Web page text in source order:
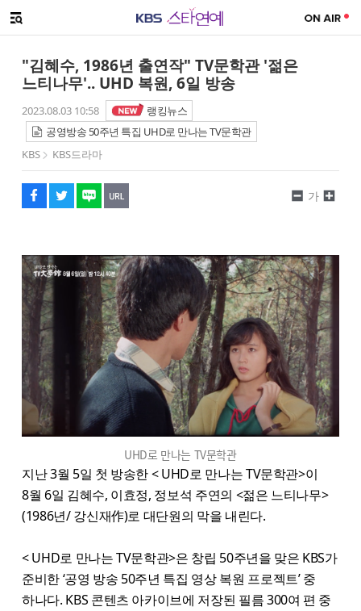
메뉴 열기
"김혜수, 1986년 출연작" TV문학관 '젊은
느티나무'.. UHD 복원, 6일 방송
2023.08.03 10:58
랭킹뉴스
공영방송 50주년 특집 UHD로 만나는 TV문학관
KBS
KBS드라마
페이스북
트위터
네이버
URL복사
글씨 작게보기
가
글씨 크게보기
UHD로 만나는 TV문학관
지난 3월 5일 첫 방송한 < UHD로 만나는 TV문학관>이
8월 6일 김혜수, 이효정, 정보석 주연의 <젊은 느티나무>
(1986년/ 강신재作)로 대단원의 막을 내린다.
< UHD로 만나는 TV문학관>은 창립 50주년을 맞은 KBS가
준비한 ‘공영 방송 50주년 특집 영상 복원 프로젝트’ 중
하나다. KBS 콘텐츠 아카이브에 저장된 필름 300여 편 중